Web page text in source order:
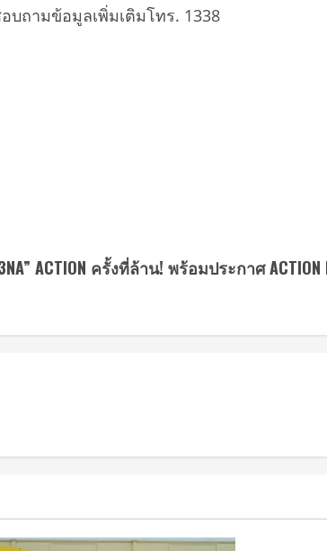
บถามข้อมูลเพิ่มเติมโทร. 1338
ACTION ครั้งที่ล้าน! พร้อมประกาศ ACTION